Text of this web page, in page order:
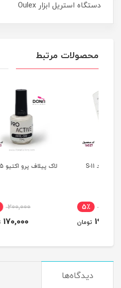
دستگاه استريل ابزار Oulex
محصولات مرتبط
لاک پيلاف پرو اکتيو 15ميل
15٪
تومان
دیدگاه‌ها